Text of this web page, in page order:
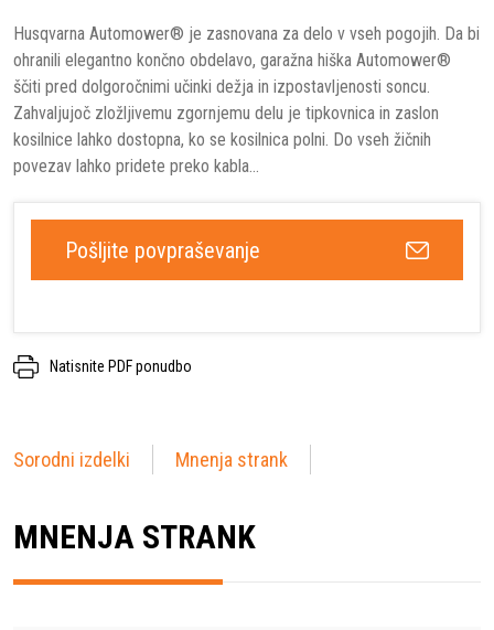
Husqvarna Automower® je zasnovana za delo v vseh pogojih. Da bi
ohranili elegantno končno obdelavo, garažna hiška Automower®
ščiti pred dolgoročnimi učinki dežja in izpostavljenosti soncu.
Zahvaljujoč zložljivemu zgornjemu delu je tipkovnica in zaslon
kosilnice lahko dostopna, ko se kosilnica polni. Do vseh žičnih
povezav lahko pridete preko kabla...
Pošljite povpraševanje
Natisnite PDF ponudbo
Sorodni izdelki Mnenja strank
MNENJA STRANK